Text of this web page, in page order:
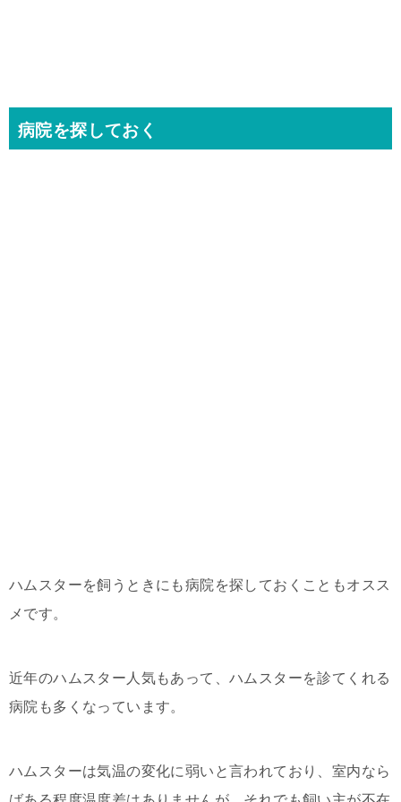
病院を探しておく
ハムスターを飼うときにも病院を探しておくこともオスス
メです。
近年のハムスター人気もあって、ハムスターを診てくれる
病院も多くなっています。
ハムスターは気温の変化に弱いと言われており、室内なら